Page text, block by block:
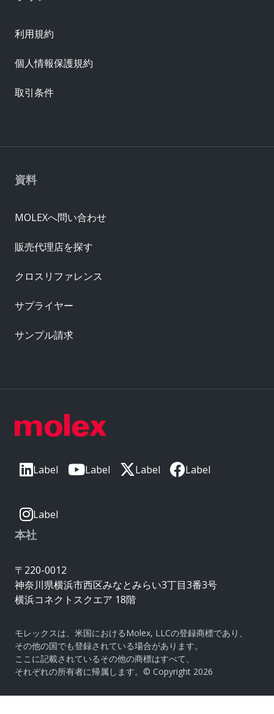
Label Label Label Label
Label
本社
〒220-0012
神奈川県横浜市西区みなとみらい3丁目3番3号
横浜コネクトスクエア 18階
モレックスは、米国におけるMolex, LLCの登録商標であり、
その他の国でも登録されている場合があります。
ここに記載されているその他の商標はすべて、
それぞれの所有者に帰属します。© Copyright 2026
資料
MOLEXへ問い合わせ
販売代理店を探す
クロスリファレンス
サプライヤー
サンプル請求
利用規約
個人情報保護規約
取引条件